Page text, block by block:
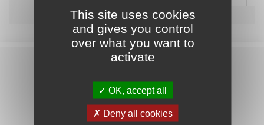
Contactez-nous
Promotion territoriale - Mairie d'Albi
This site uses cookies
and gives you control
over what you want to
activate
OK, accept all
Deny all cookies